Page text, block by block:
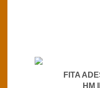
FITA
HM